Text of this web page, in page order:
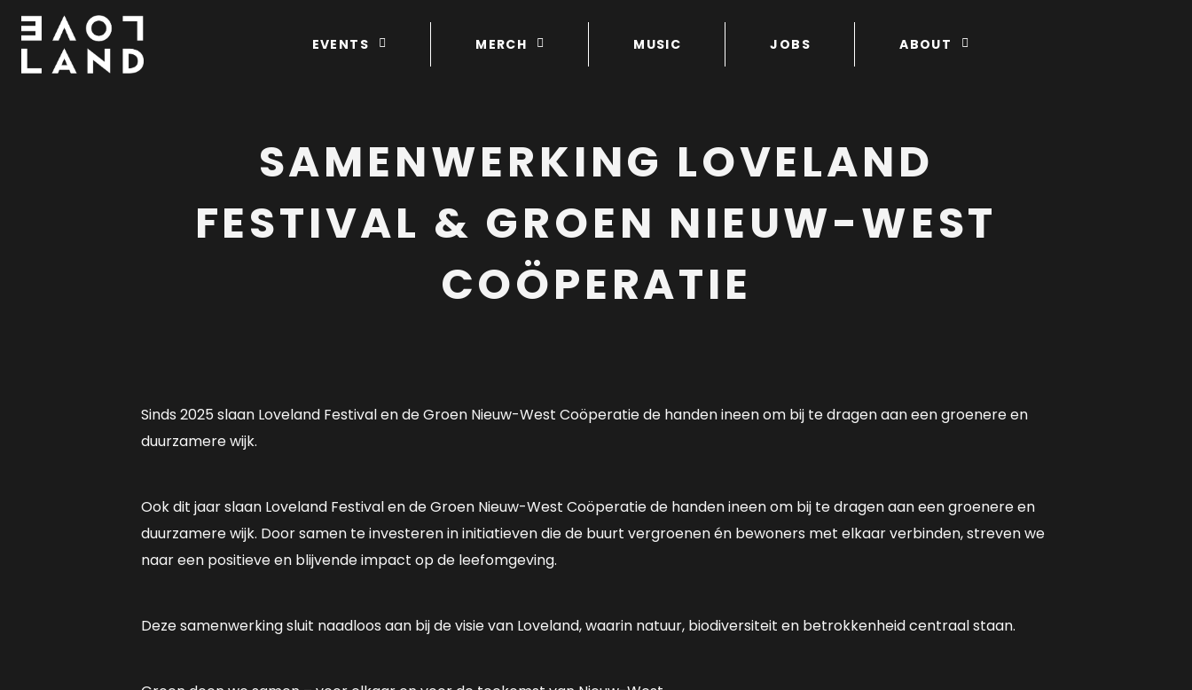
EVENTS MERCH MUSIC JOBS ABOUT
SAMENWERKING LOVELAND
FESTIVAL & GROEN NIEUW-WEST
COÖPERATIE
Sinds 2025 slaan Loveland Festival en de Groen Nieuw-West Coöperatie de handen ineen om bij te dragen aan een groenere en
duurzamere wijk.
Ook dit jaar slaan Loveland Festival en de Groen Nieuw-West Coöperatie de handen ineen om bij te dragen aan een groenere en
duurzamere wijk. Door samen te investeren in initiatieven die de buurt vergroenen én bewoners met elkaar verbinden, streven we
naar een positieve en blijvende impact op de leefomgeving.
Deze samenwerking sluit naadloos aan bij de visie van Loveland, waarin natuur, biodiversiteit en betrokkenheid centraal staan.